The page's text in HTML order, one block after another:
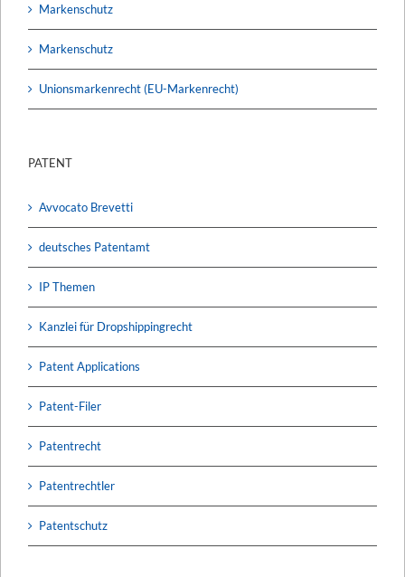
Markenschutz
Markenschutz
Unionsmarkenrecht (EU-Markenrecht)
PATENT
Avvocato Brevetti
deutsches Patentamt
IP Themen
Kanzlei für Dropshippingrecht
Patent Applications
Patent-Filer
Patentrecht
Patentrechtler
Patentschutz